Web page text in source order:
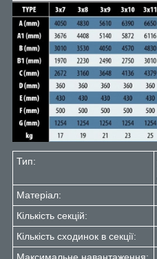
Тип:
Матеріал:
Кількість секцій:
Кількість сходинок в секції: